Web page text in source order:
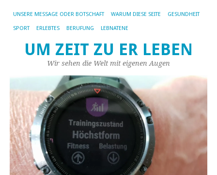
UNSERE MESSAGE ODER BOTSCHAFT WARUM DIESE SEITE GESUNDHEIT
SPORT ERLEBTES BERUFUNG LEBNATENE
UM ZEIT ZU ER LEBEN
Wir sehen die Welt mit eigenen Augen